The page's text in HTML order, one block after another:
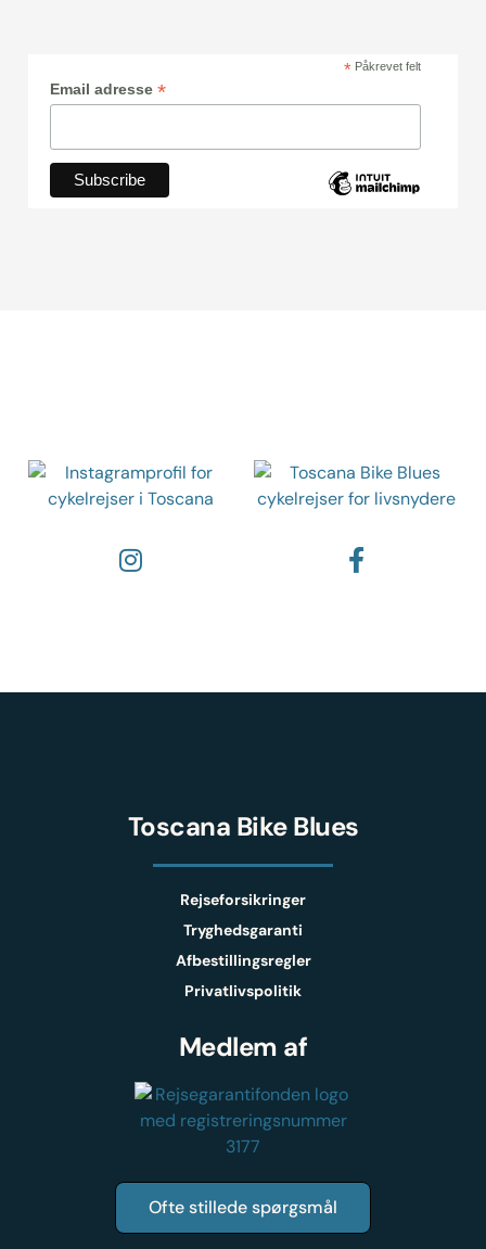
*Påkrevet felt
Email adresse *
Toscana Bike Blues
Rejseforsikringer
Tryghedsgaranti
Afbestillingsregler
Privatlivspolitik
Medlem af
Ofte stillede spørgsmål